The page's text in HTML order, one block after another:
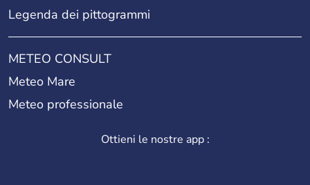
Legenda dei pittogrammi
METEO CONSULT
Meteo Mare
Meteo professionale
Ottieni le nostre app :